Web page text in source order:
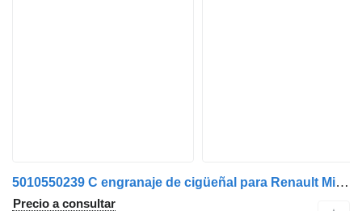
5010550239 C engranaje de cigüeñal para Renault Midliner | 82 - 00 camión
Precio a consultar